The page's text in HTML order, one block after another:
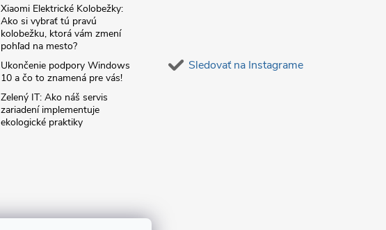
Xiaomi Elektrické Kolobežky:
Ako si vybrať tú pravú
kolobežku, ktorá vám zmení
pohľad na mesto?
Ukončenie podpory Windows
10 a čo to znamená pre vás!
Zelený IT: Ako náš servis
zariadení implementuje
ekologické praktiky
Sledovať na Instagrame